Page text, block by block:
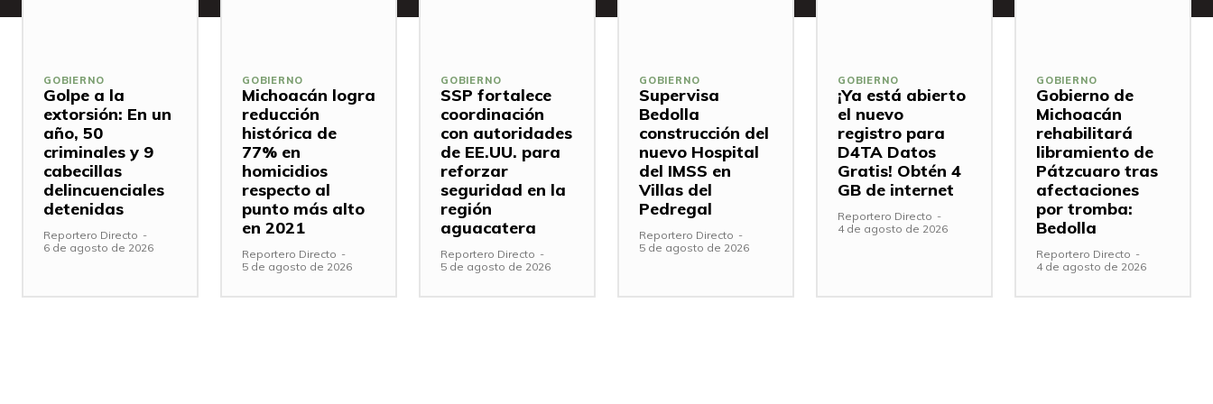
GOBIERNO
Golpe a la
extorsión: En un
año, 50
criminales y 9
cabecillas
delincuenciales
detenidas
Reportero Directo -
6 de agosto de 2026
GOBIERNO
Michoacán logra
reducción
histórica de
77% en
homicidios
respecto al
punto más alto
en 2021
Reportero Directo -
5 de agosto de 2026
GOBIERNO
SSP fortalece
coordinación
con autoridades
de EE.UU. para
reforzar
seguridad en la
región
aguacatera
Reportero Directo -
5 de agosto de 2026
GOBIERNO
Supervisa
Bedolla
construcción del
nuevo Hospital
del IMSS en
Villas del
Pedregal
Reportero Directo -
5 de agosto de 2026
GOBIERNO
¡Ya está abierto
el nuevo
registro para
D4TA Datos
Gratis! Obtén 4
GB de internet
Reportero Directo -
4 de agosto de 2026
GOBIERNO
Gobierno de
Michoacán
rehabilitará
libramiento de
Pátzcuaro tras
afectaciones
por tromba:
Bedolla
Reportero Directo -
4 de agosto de 2026